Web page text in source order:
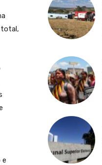
total,
e